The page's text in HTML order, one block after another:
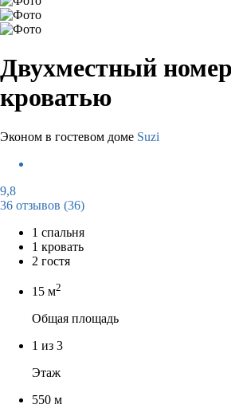
Двухместный
кроватью
Эконом в гостевом доме Suzi
9,8
36 отзывов (36)
1 спальня
1 кровать
2 гостя
15 м2
Общая площадь
1 из 3
Этаж
550 м